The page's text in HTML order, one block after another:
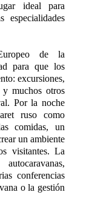
ideal para
especialidades
de la
para que los
excursiones,
y muchos otros
Por la noche
ruso como
comidas, un
un ambiente
visitantes. La
conferencias
o la gestión